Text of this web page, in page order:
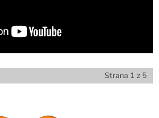
Strana 1 z 5